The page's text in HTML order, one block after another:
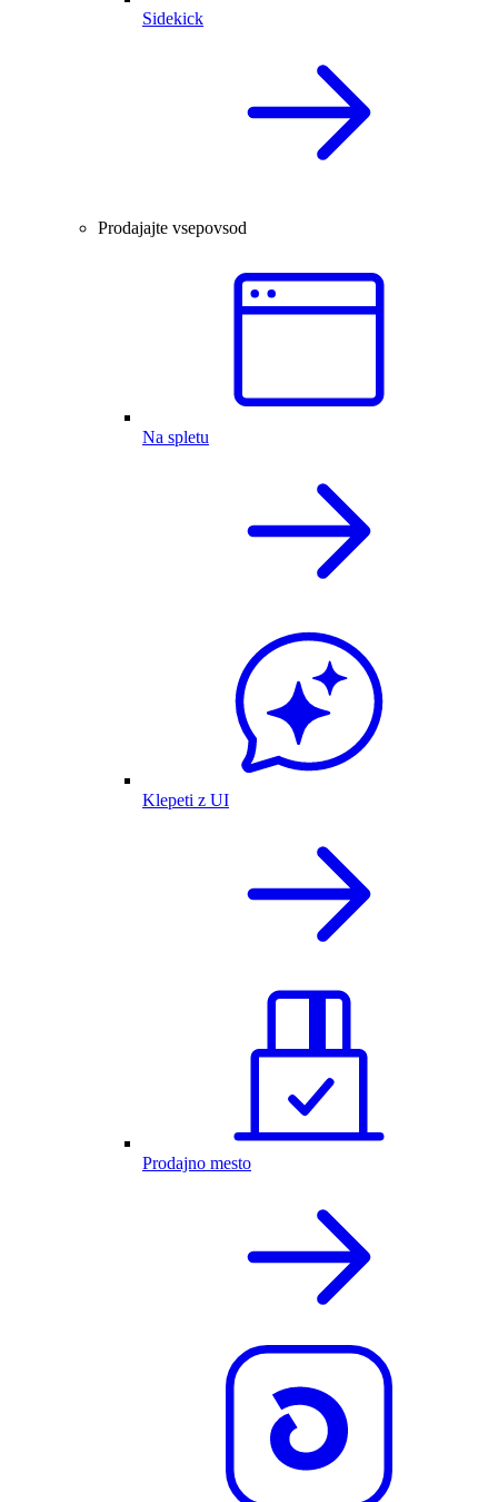
Sidekick
Prodajajte vsepovsod
Na spletu
Klepeti z UI
Prodajno mesto